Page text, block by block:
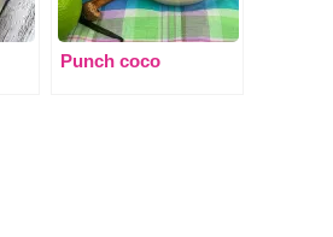
Punch coco